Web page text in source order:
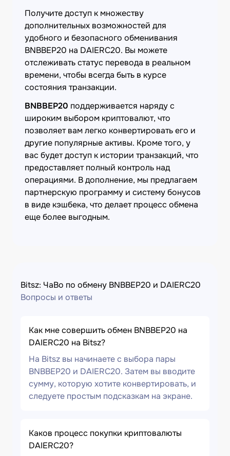
Получите доступ к множеству
дополнительных возможностей для
удобного и безопасного обменивания
BNBBEP20 на DAIERC20. Вы можете
отслеживать статус перевода в реальном
времени, чтобы всегда быть в курсе
состояния транзакции.
BNBBEP20 поддерживается наряду с
широким выбором криптовалют, что
позволяет вам легко конвертировать его и
другие популярные активы. Кроме того, у
вас будет доступ к истории транзакций, что
предоставляет полный контроль над
операциями. В дополнение, мы предлагаем
партнерскую программу и систему бонусов
в виде кэшбека, что делает процесс обмена
еще более выгодным.
Bitsz: ЧаВо по обмену BNBBEP20 и DAIERC20
Вопросы и ответы
Как мне совершить обмен BNBBEP20 на
DAIERC20 на Bitsz?
На Bitsz вы начинаете с выбора пары
BNBBEP20 и DAIERC20. Затем вы вводите
сумму, которую хотите конвертировать, и
следуете простым подсказкам на экране.
Каков процесс покупки криптовалюты
DAIERC20?